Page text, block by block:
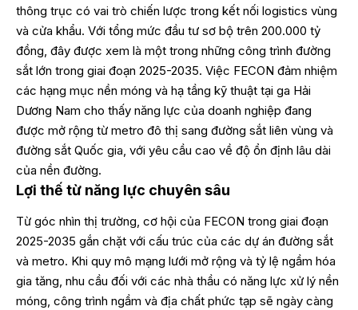
thông trục có vai trò chiến lược trong kết nối logistics vùng
và cửa khẩu. Với tổng mức đầu tư sơ bộ trên 200.000 tỷ
đồng, đây được xem là một trong những công trình đường
sắt lớn trong giai đoạn 2025-2035. Việc FECON đảm nhiệm
các hạng mục nền móng và hạ tầng kỹ thuật tại ga Hải
Dương Nam cho thấy năng lực của doanh nghiệp đang
được mở rộng từ metro đô thị sang đường sắt liên vùng và
đường sắt Quốc gia, với yêu cầu cao về độ ổn định lâu dài
của nền đường.
Lợi thế từ năng lực chuyên sâu
Từ góc nhìn thị trường, cơ hội của FECON trong giai đoạn
2025-2035 gắn chặt với cấu trúc của các dự án đường sắt
và metro. Khi quy mô mạng lưới mở rộng và tỷ lệ ngầm hóa
gia tăng, nhu cầu đối với các nhà thầu có năng lực xử lý nền
móng, công trình ngầm và địa chất phức tạp sẽ ngày càng